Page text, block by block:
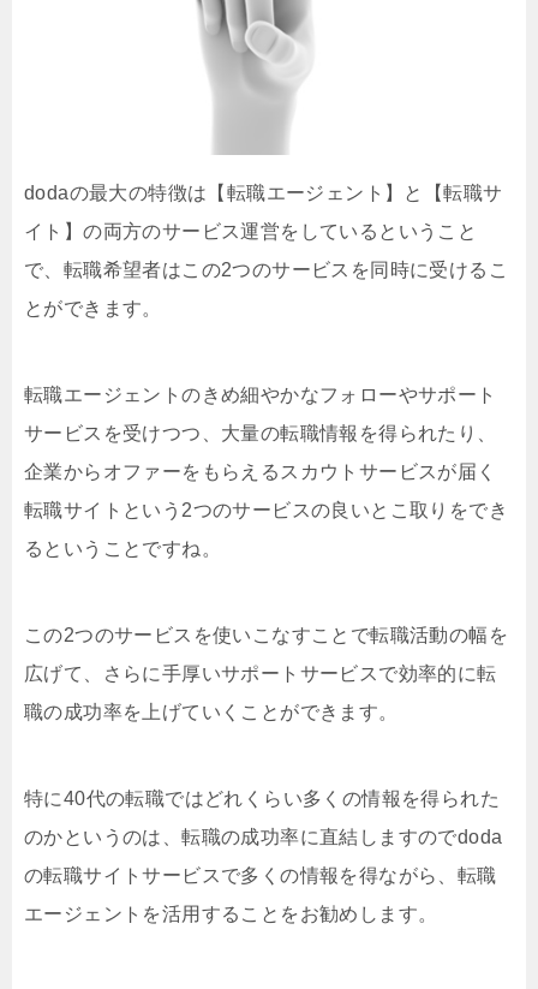
dodaの最大の特徴は【転職エージェント】と【転職サ
イト】の両方のサービス運営をしているということ
で、転職希望者はこの2つのサービスを同時に受けるこ
とができます。
転職エージェントのきめ細やかなフォローやサポート
サービスを受けつつ、大量の転職情報を得られたり、
企業からオファーをもらえるスカウトサービスが届く
転職サイトという2つのサービスの良いとこ取りをでき
るということですね。
この2つのサービスを使いこなすことで転職活動の幅を
広げて、さらに手厚いサポートサービスで効率的に転
職の成功率を上げていくことができます。
特に40代の転職ではどれくらい多くの情報を得られた
のかというのは、転職の成功率に直結しますのでdoda
の転職サイトサービスで多くの情報を得ながら、転職
エージェントを活用することをお勧めします。